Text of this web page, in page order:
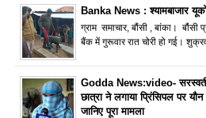
Banka News : श्यामबाजार
ग्राम समाचार, बौंसी , बांका। बौंसी
बैंक में गुरूवार रात चोरी हो गई।
Godda News:video-
छात्रा ने लगाया प्रिंसिपल पर
जानिए पूरा मामला